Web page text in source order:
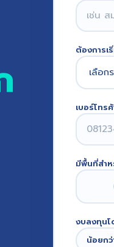
ต้องการเ
เบอร์โท
มีพื้นที่สำ
งบลงทุน
น้อยกว่